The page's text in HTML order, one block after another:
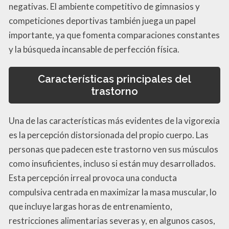
negativas. El ambiente competitivo de gimnasios y
competiciones deportivas también juega un papel
importante, ya que fomenta comparaciones constantes
y la búsqueda incansable de perfección física.
Características principales del
trastorno
Una de las características más evidentes de la vigorexia
es la percepción distorsionada del propio cuerpo. Las
personas que padecen este trastorno ven sus músculos
como insuficientes, incluso si están muy desarrollados.
Esta percepción irreal provoca una conducta
compulsiva centrada en maximizar la masa muscular, lo
que incluye largas horas de entrenamiento,
restricciones alimentarias severas y, en algunos casos,